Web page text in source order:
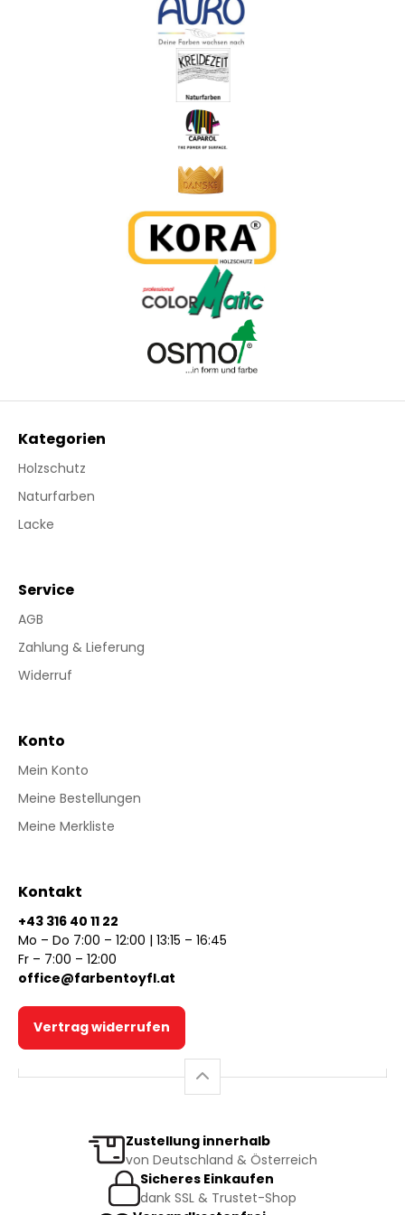
Kategorien
Holzschutz
Naturfarben
Lacke
Service
AGB
Zahlung & Lieferung
Widerruf
Konto
Mein Konto
Meine Bestellungen
Meine Merkliste
Kontakt
+43 316 40 11 22
Mo – Do 7:00 – 12:00 | 13:15 – 16:45
Fr – 7:00 – 12:00
office@farbentoyfl.at
Vertrag widerrufen
Zustellung innerhalb
von Deutschland & Österreich
Sicheres Einkaufen
dank SSL & Trustet-Shop